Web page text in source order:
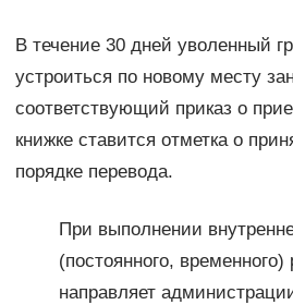
В течение 30 дней уволенный
устроиться по новому месту
соответствующий приказ о
книжке ставится отметка о
порядке перевода.
При выполнении
(постоянного, временного)
направляет